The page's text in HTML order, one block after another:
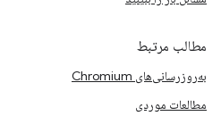
مطالب مرتبط
به‌روزرسانی‌های Chromium
مطالعات موردی